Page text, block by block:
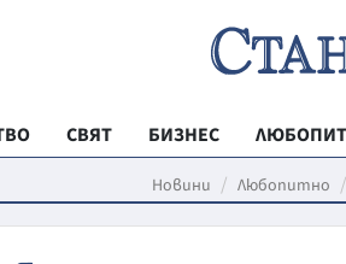
СВЯТ БИЗНЕС
Новини Любопитно